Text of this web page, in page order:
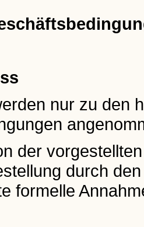
nur zu den
der
durch
formelle